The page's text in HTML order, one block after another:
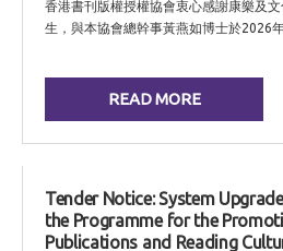
香港書刊版權授權協會衷心感謝康樂及
生，與本協會總幹事黃燕如博士於2026
READ MORE
Tender Notice: System
the Programme for the
Publications and Reading